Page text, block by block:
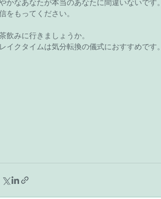
かなあなたが本当のあなたに間違いないです。
をもってください。
飲みに行きましょうか。
イクタイムは気分転換の儀式におすすめです。